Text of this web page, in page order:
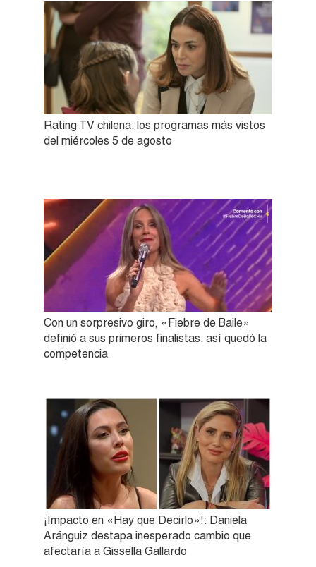
Rating TV chilena: los programas más vistos
del miércoles 5 de agosto
Con un sorpresivo giro, «Fiebre de Baile»
definió a sus primeros finalistas: así quedó la
competencia
¡Impacto en «Hay que Decirlo»!: Daniela
Aránguiz destapa inesperado cambio que
afectaría a Gissella Gallardo